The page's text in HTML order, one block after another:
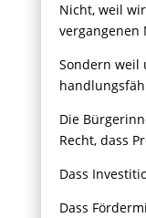
Nicht, weil
vergangenen
Sondern weil
Die
Recht, dass
Dass
Dass